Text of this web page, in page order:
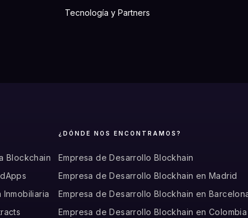
Tecnología y Partners
Blockchain
¿DÓNDE NOS ENCONTRAMOS?
Empresa de Desarrollo Blockhain
Empresa de Desarrollo Blockhain en Madrid
Empresa de Desarrollo Blockhain en
Empresa de Desarrollo Blockhain en Colombia